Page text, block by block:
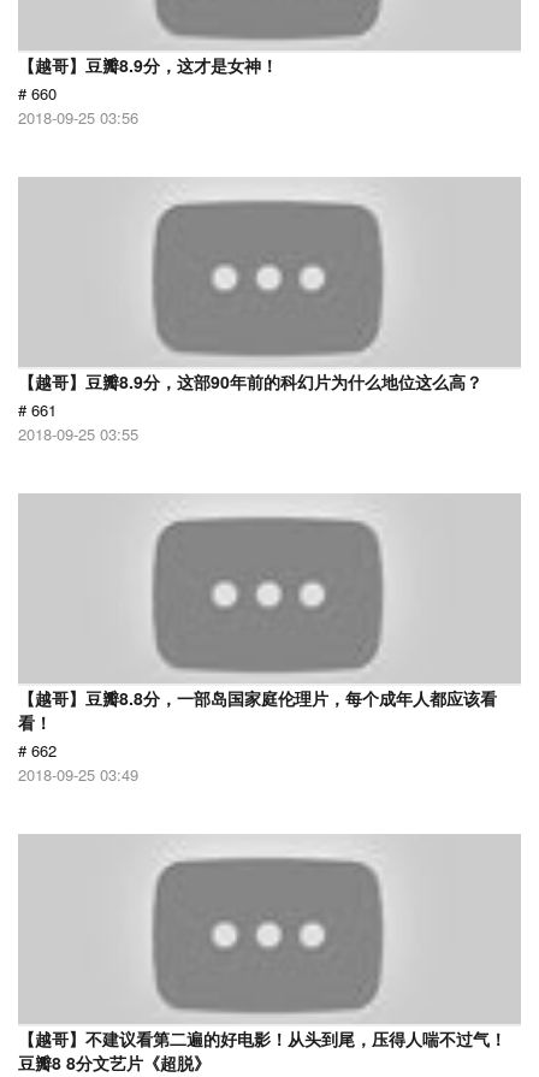
【越哥】豆瓣8.9分，这才是女神！
# 660
2018-09-25 03:56
【越哥】豆瓣8.9分，这部90年前的科幻片为什么地位这么高？
# 661
2018-09-25 03:55
【越哥】豆瓣8.8分，一部岛国家庭伦理片，每个成年人都应该看
看！
# 662
2018-09-25 03:49
【越哥】不建议看第二遍的好电影！从头到尾，压得人喘不过气！
豆瓣8 8分文艺片《超脱》